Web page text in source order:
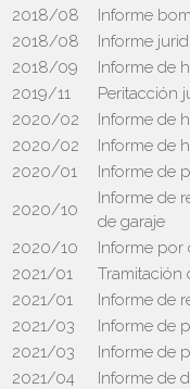
2018/08
Informe
2018/08
Informe
2018/09
Informe de
2019/11
Peritacción
2020/02
Informe de
2020/02
Informe de
2020/01
Informe de
2020/10
Informe de
de garaje
2020/10
Informe por
2021/01
Tramitación
2021/01
Informe de
2021/03
Informe de
2021/03
Informe de
2021/04
Informe de